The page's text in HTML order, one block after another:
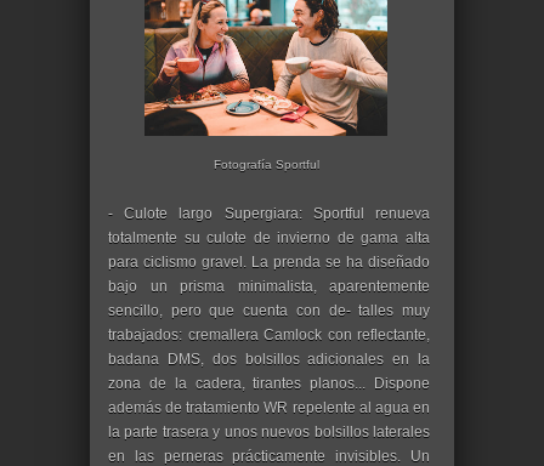
Fotografía Sportful
- Culote largo Supergiara: Sportful renueva
totalmente su culote de invierno de gama alta
para ciclismo gravel. La prenda se ha diseñado
bajo un prisma minimalista, aparentemente
sencillo, pero que cuenta con de- talles muy
trabajados: cremallera Camlock con reflectante,
badana DMS, dos bolsillos adicionales en la
zona de la cadera, tirantes planos... Dispone
además de tratamiento WR repelente al agua en
la parte trasera y unos nuevos bolsillos laterales
en las perneras prácticamente invisibles. Un